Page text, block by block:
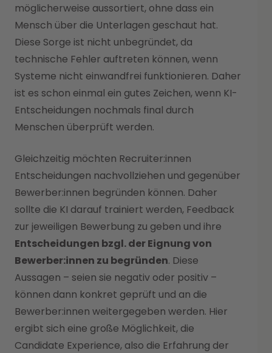
möglicherweise aussortiert, ohne dass ein
Mensch über die Unterlagen geschaut hat.
Diese Sorge ist nicht unbegründet, da
technische Fehler auftreten können, wenn
Systeme nicht einwandfrei funktionieren. Daher
ist es schon einmal ein gutes Zeichen, wenn KI-
Entscheidungen nochmals final durch
Menschen überprüft werden.
Gleichzeitig möchten Recruiter:innen
Entscheidungen nachvollziehen und gegenüber
Bewerber:innen begründen können. Daher
sollte die KI darauf trainiert werden, Feedback
zur jeweiligen Bewerbung zu geben und ihre
Entscheidungen bzgl. der Eignung von
Bewerber:innen zu begründen. Diese
Aussagen – seien sie negativ oder positiv –
können dann konkret geprüft und an die
Bewerber:innen weitergegeben werden. Hier
ergibt sich eine große Möglichkeit, die
Candidate Experience, also die Erfahrung der